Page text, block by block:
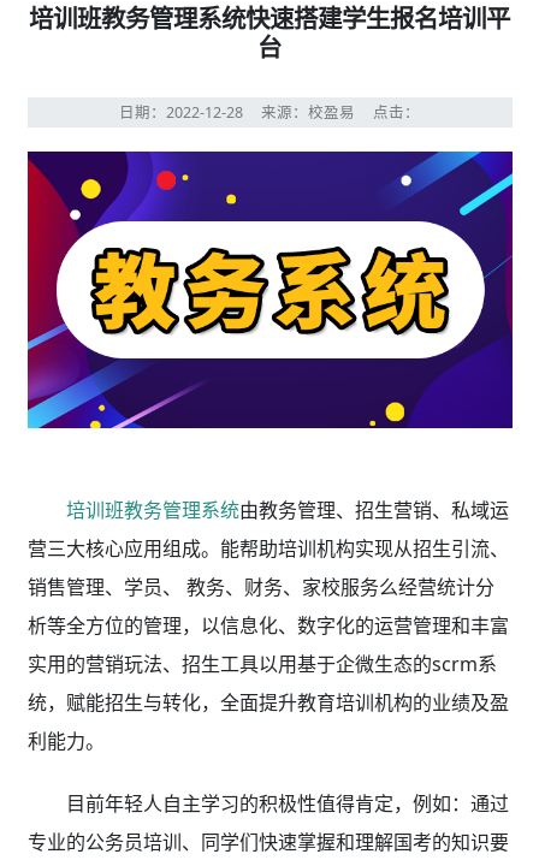
培训班教务管理系统快速搭建学生报名培训平
台
日期：2022-12-28 来源：校盈易 点击：
培训班教务管理系统由教务管理、招生营销、私域运
营三大核心应用组成。能帮助培训机构实现从招生引流、
销售管理、学员、 教务、财务、家校服务么经营统计分
析等全方位的管理，以信息化、数字化的运营管理和丰富
实用的营销玩法、招生工具以用基于企微生态的scrm系
统，赋能招生与转化，全面提升教育培训机构的业绩及盈
利能力。
目前年轻人自主学习的积极性值得肯定，例如：通过
专业的公务员培训、同学们快速掌握和理解国考的知识要